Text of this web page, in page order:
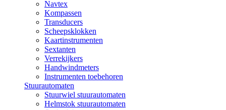
Navtex
Kompassen
Transducers
Scheepsklokken
Kaartinstrumenten
Sextanten
Verrekijkers
Handwindmeters
Instrumenten toebehoren
Stuurautomaten
Stuurwiel stuurautomaten
Helmstok stuurautomaten